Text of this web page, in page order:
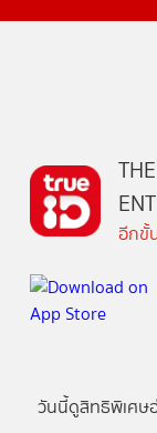
อีกขั้
วันนี้ดูสิทธิพิเศษ